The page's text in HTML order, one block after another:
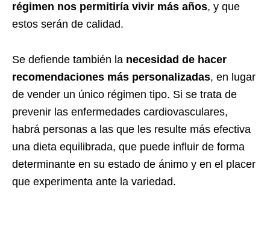
régimen nos permitiría vivir más años, y que
estos serán de calidad.
Se defiende también la necesidad de hacer
recomendaciones más personalizadas, en lugar
de vender un único régimen tipo. Si se trata de
prevenir las enfermedades cardiovasculares,
habrá personas a las que les resulte más efectiva
una dieta equilibrada, que puede influir de forma
determinante en su estado de ánimo y en el placer
que experimenta ante la variedad.